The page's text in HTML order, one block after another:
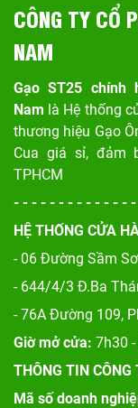
CÔNG TY CỔ
NAM
Gạo ST25 chính
Nam là Hệ thống
thương hiệu Gạo
Cua giá sỉ, đảm
TPHCM
- - - - - - - - - - - - -
HỆ THỐNG CỬA
- 06 Đường Sầm
- 644/4/3 Đ.Ba
- 76A Đường 109,
Giờ mở cửa: 7h30
THÔNG TIN CÔNG
Mã số doanh